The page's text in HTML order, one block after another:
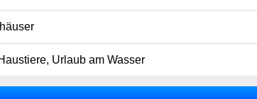
Urlaub am Wasser